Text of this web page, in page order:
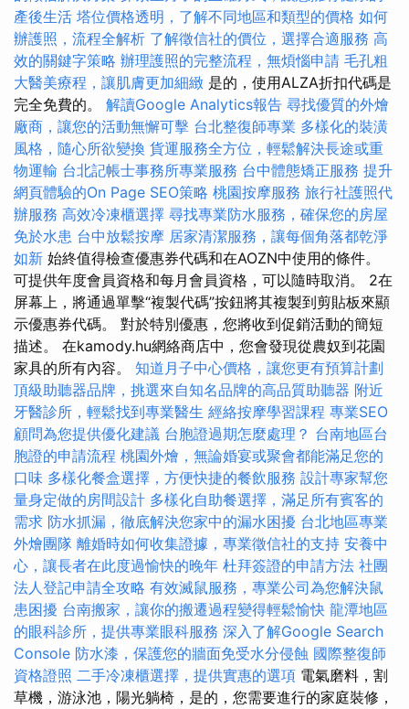
產後生活 塔位價格透明，了解不同地區和類型的價格 如何
辦護照，流程全解析 了解徵信社的價位，選擇合適服務 高
效的關鍵字策略 辦理護照的完整流程，無煩惱申請 毛孔粗
大醫美療程，讓肌膚更加細緻 是的，使用ALZA折扣代碼是
完全免費的。 解讀Google Analytics報告 尋找優質的外燴
廠商，讓您的活動無懈可擊 台北整復師專業 多樣化的裝潢
風格，隨心所欲變換 貨運服務全方位，輕鬆解決長途或重
物運輸 台北記帳士事務所專業服務 台中體態矯正服務 提升
網頁體驗的On Page SEO策略 桃園按摩服務 旅行社護照代
辦服務 高效冷凍櫃選擇 尋找專業防水服務，確保您的房屋
免於水患 台中放鬆按摩 居家清潔服務，讓每個角落都乾淨
如新 始終值得檢查優惠券代碼和在AOZN中使用的條件。
可提供年度會員資格和每月會員資格，可以隨時取消。 2在
屏幕上，將通過單擊“複製代碼”按鈕將其複製到剪貼板來顯
示優惠券代碼。 對於特別優惠，您將收到促銷活動的簡短
描述。 在kamody.hu網絡商店中，您會發現從農奴到花園
家具的所有內容。 知道月子中心價格，讓您更有預算計劃
頂級助聽器品牌，挑選來自知名品牌的高品質助聽器 附近
牙醫診所，輕鬆找到專業醫生 經絡按摩學習課程 專業SEO
顧問為您提供優化建議 台胞證過期怎麼處理？ 台南地區台
胞證的申請流程 桃園外燴，無論婚宴或聚會都能滿足您的
口味 多樣化餐盒選擇，方便快捷的餐飲服務 設計專家幫您
量身定做的房間設計 多樣化自助餐選擇，滿足所有賓客的
需求 防水抓漏，徹底解決您家中的漏水困擾 台北地區專業
外燴團隊 離婚時如何收集證據，專業徵信社的支持 安養中
心，讓長者在此度過愉快的晚年 杜拜簽證的申請方法 社團
法人登記申請全攻略 有效滅鼠服務，專業公司為您解決鼠
患困擾 台南搬家，讓你的搬遷過程變得輕鬆愉快 龍潭地區
的眼科診所，提供專業眼科服務 深入了解Google Search
Console 防水漆，保護您的牆面免受水分侵蝕 國際整復師
資格證照 二手冷凍櫃選擇，提供實惠的選項 電氣磨料，割
草機，游泳池，陽光躺椅，是的，您需要進行的家庭裝修，